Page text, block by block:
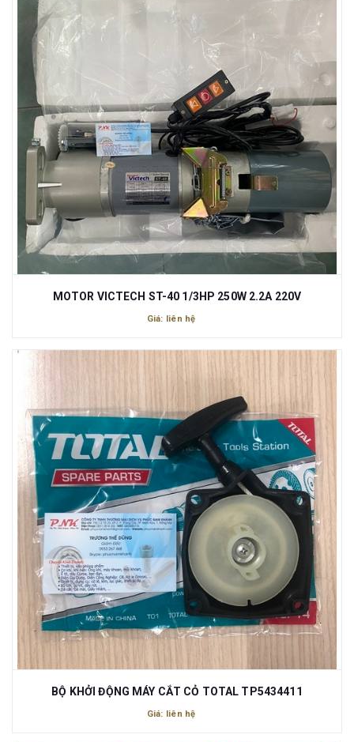
MOTOR VICTECH ST-40 1/3HP 250W 2.2A 220V
Giá: liên hệ
BỘ KHỞI ĐỘNG MÁY CẮT CỎ TOTAL TP5434411
Giá: liên hệ